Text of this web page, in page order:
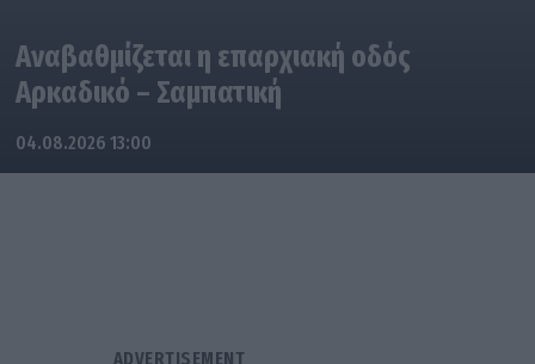
Αναβαθμίζεται η επαρχιακή οδός
Αρκαδικό – Σαμπατική
04.08.2026 13:00